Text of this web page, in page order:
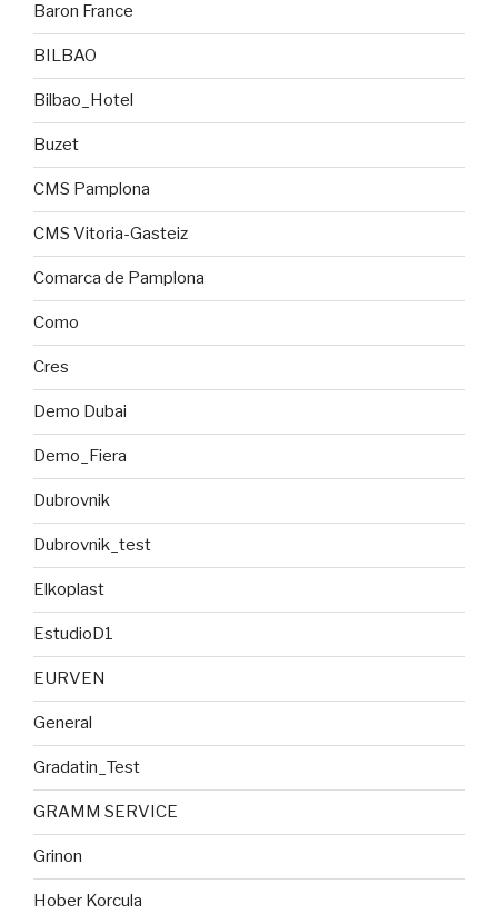
Baron France
BILBAO
Bilbao_Hotel
Buzet
CMS Pamplona
CMS Vitoria-Gasteiz
Comarca de Pamplona
Como
Cres
Demo Dubai
Demo_Fiera
Dubrovnik
Dubrovnik_test
Elkoplast
EstudioD1
EURVEN
General
Gradatin_Test
GRAMM SERVICE
Grinon
Hober Korcula